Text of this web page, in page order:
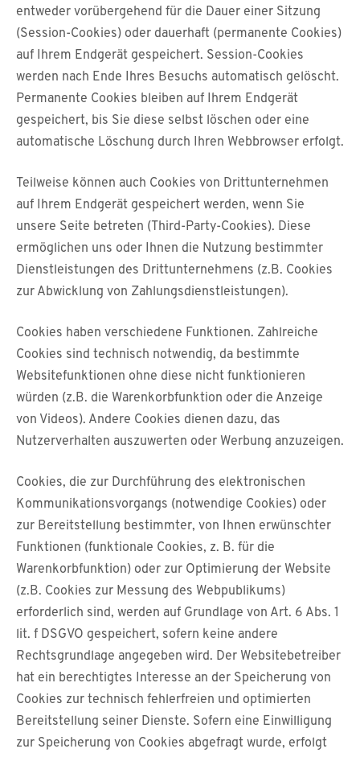
entweder vorübergehend für die Dauer einer Sitzung
(Session-Cookies) oder dauerhaft (permanente Cookies)
auf Ihrem Endgerät gespeichert. Session-Cookies
werden nach Ende Ihres Besuchs automatisch gelöscht.
Permanente Cookies bleiben auf Ihrem Endgerät
gespeichert, bis Sie diese selbst löschen oder eine
automatische Löschung durch Ihren Webbrowser erfolgt.
Teilweise können auch Cookies von Drittunternehmen
auf Ihrem Endgerät gespeichert werden, wenn Sie
unsere Seite betreten (Third-Party-Cookies). Diese
ermöglichen uns oder Ihnen die Nutzung bestimmter
Dienstleistungen des Drittunternehmens (z.B. Cookies
zur Abwicklung von Zahlungsdienstleistungen).
Cookies haben verschiedene Funktionen. Zahlreiche
Cookies sind technisch notwendig, da bestimmte
Websitefunktionen ohne diese nicht funktionieren
würden (z.B. die Warenkorbfunktion oder die Anzeige
von Videos). Andere Cookies dienen dazu, das
Nutzerverhalten auszuwerten oder Werbung anzuzeigen.
Cookies, die zur Durchführung des elektronischen
Kommunikationsvorgangs (notwendige Cookies) oder
zur Bereitstellung bestimmter, von Ihnen erwünschter
Funktionen (funktionale Cookies, z. B. für die
Warenkorbfunktion) oder zur Optimierung der Website
(z.B. Cookies zur Messung des Webpublikums)
erforderlich sind, werden auf Grundlage von Art. 6 Abs. 1
lit. f DSGVO gespeichert, sofern keine andere
Rechtsgrundlage angegeben wird. Der Websitebetreiber
hat ein berechtigtes Interesse an der Speicherung von
Cookies zur technisch fehlerfreien und optimierten
Bereitstellung seiner Dienste. Sofern eine Einwilligung
zur Speicherung von Cookies abgefragt wurde, erfolgt